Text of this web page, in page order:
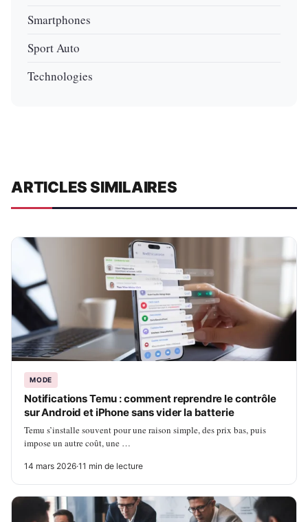
Smartphones
Sport Auto
Technologies
ARTICLES SIMILAIRES
MODE
Notifications Temu : comment reprendre le contrôle
sur Android et iPhone sans vider la batterie
Temu s’installe souvent pour une raison simple, des prix bas, puis
impose un autre coût, une …
14 mars 2026·11 min de lecture